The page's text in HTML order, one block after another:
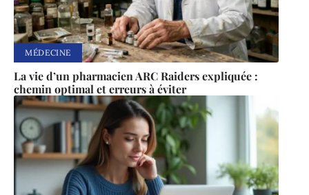
MÉDECINE
La vie d’un pharmacien ARC Raiders expliquée :
chemin optimal et erreurs à éviter